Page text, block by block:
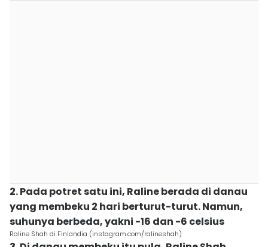
2. Pada potret satu ini, Raline berada di danau
yang membeku 2 hari berturut-turut. Namun,
suhunya berbeda, yakni -16 dan -6 celsius
Raline Shah di Finlandia (instagram.com/ralineshah)